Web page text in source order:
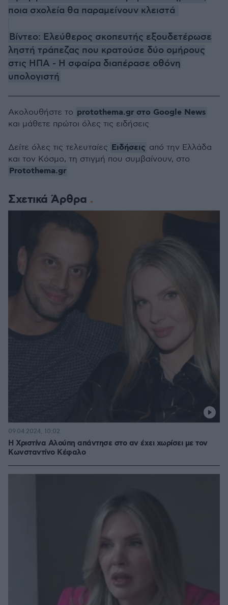
ποια σχολεία θα παραμείνουν κλειστά
Βίντεο: Ελεύθερος σκοπευτής εξουδετέρωσε
ληστή τράπεζας που κρατούσε δύο ομήρους
στις ΗΠΑ - Η σφαίρα διαπέρασε οθόνη
υπολογιστή
Σχετικά Άρθρα
Η Χριστίνα Αλούπη απάντησε στο αν έχει χωρίσει με τον
Κωνσταντίνο Κέφαλο
09.04.2024, 10:02
Ακολουθήστε το protothema.gr στο Google News
και μάθετε πρώτοι όλες τις ειδήσεις
Δείτε όλες τις τελευταίες Ειδήσεις από την Ελλάδα
και τον Κόσμο, τη στιγμή που συμβαίνουν, στο
Protothema.gr